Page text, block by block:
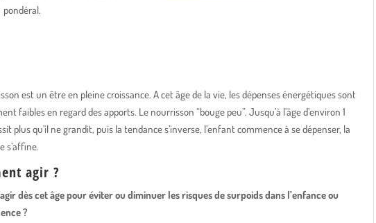
pondéral.
est un être en pleine croissance. A cet âge de la vie, les dépenses énergétiques sont
faibles en regard des apports. Le nourrisson “bouge peu”. Jusqu’à l’âge d’environ 1
plus qu’il ne grandit, puis la tendance s’inverse, l’enfant commence à se dépenser, la
s’affine.
agir ?
dès cet âge pour éviter ou diminuer les risques de surpoids dans l’enfance ou
?